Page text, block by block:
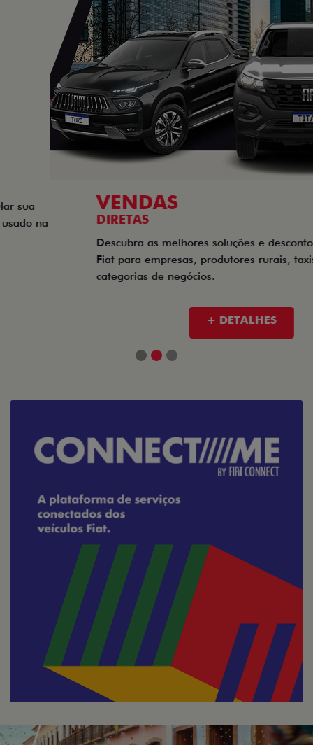
VENDAS
DIRETAS
Descubra as melhores soluções e descontos em um novo
Fiat para empresas, produtores rurais, taxistas e outras
categorias de negócios.